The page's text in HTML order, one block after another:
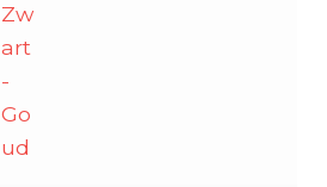
Zw
art
-
Go
ud